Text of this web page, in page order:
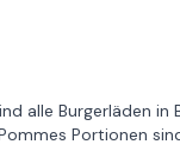
alle Burgerläden in
Portionen